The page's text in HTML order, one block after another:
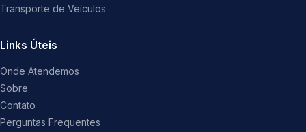
Transporte de Veículos
Links Úteis
Onde Atendemos
Sobre
Contato
Perguntas Frequentes